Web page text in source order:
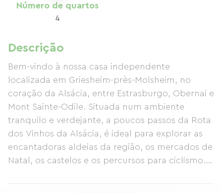
Número de quartos
4
Descrição
Bem-vindo à nossa casa independente
localizada em Griesheim-près-Molsheim, no
coração da Alsácia, entre Estrasburgo, Obernai e
Mont Sainte-Odile. Situada num ambiente
tranquilo e verdejante, a poucos passos da Rota
dos Vinhos da Alsácia, é ideal para explorar as
encantadoras aldeias da região, os mercados de
Natal, os castelos e os percursos para ciclismo.